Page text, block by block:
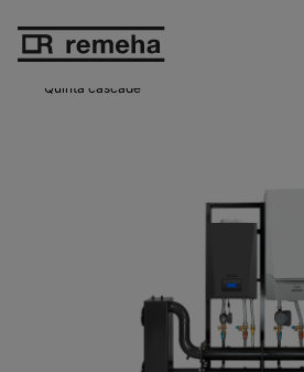
Confida warmtepompen.
op z'n best!
Quinta cascade